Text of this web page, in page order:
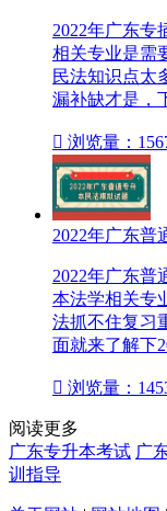
2022年广东专
相关专业是需
民法知识点太
漏补缺才是，
 浏览量：
2022年广东普
2022年广东普
本法学相关专
法抓不住复习
面就来了解下
 浏览量：
阅读更多
广东专升本考试 广
训指导